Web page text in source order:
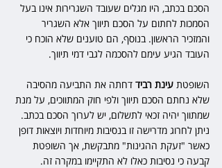
הסכם בכתב, היו מגלים שעובד השגרירות אינו בעל
הסמכות לחתום על הסכם תיווך אלא השגריר
והמזכיר הראשון. בנוסף, הם טוענים שלא הוכח כי
העובד הגיע עימם להסכמה לגבי דמי תיווך.
השופטת עינת רביד דחתה את התביעה מהסיבה
שלא נחתם הסכם תיווך ולפי חוק המתווכים, על מנת
שמתווך יהיה זכאי לתשלום, יש לערוך הסכם בכתב.
ניתן לחרוג מדרישה זו בנסיבות מיוחדות ויוצאות דופן
כאשר "זעקת ההגינות" מתבקשת, אך השופטת
קבעה כי נסיבות כאלו לא התקיימו במקרה זה.